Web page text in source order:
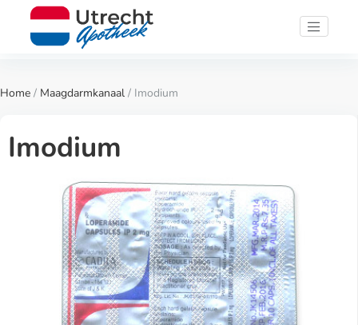
Home / Maagdarmkanaal / Imodium
Imodium